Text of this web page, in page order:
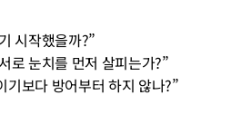
시작했을까?”
로 눈치를 먼저 살피는가?”
기보다 방어부터 하지 않나?”